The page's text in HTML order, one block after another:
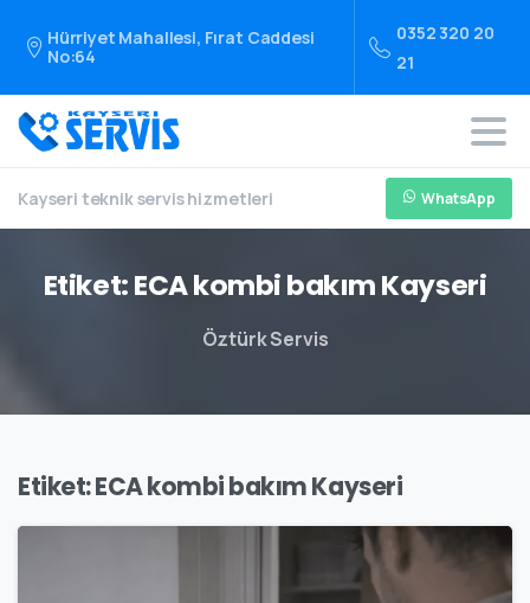
Hürriyet Mahallesi, Fırat Caddesi
No:64
0352 320 20
21
Kayseri teknik servis hizmetleri WhatsApp
Etiket:ECAkombibakımKayseri
Öztürk Servis
Etiket:ECA kombi bakım Kayseri